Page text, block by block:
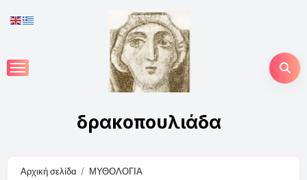
to
δρακοπουλιάδα
Αρχική σελίδα
ΜΥΘΟΛΟΓΙΑ